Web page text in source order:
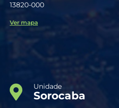
13820-000
Ver mapa
Unidade
Sorocaba